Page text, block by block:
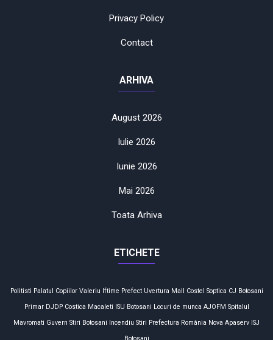
Privacy Policy
Contact
ARHIVA
August 2026
Iulie 2026
Iunie 2026
Mai 2026
Toata Arhiva
ETICHETE
Politisti Palatul Copiilor Valeriu Iftime Prefect Uvertura Mall Costel Soptica CJ Botosani
Primar DJDP Costica Macaleti ISU Botosani Locuri de munca AJOFM Spitalul
Mavromati Guvern Stiri Botosani Incendiu Stiri Prefectura România Nova Apaserv ISJ
Botosani